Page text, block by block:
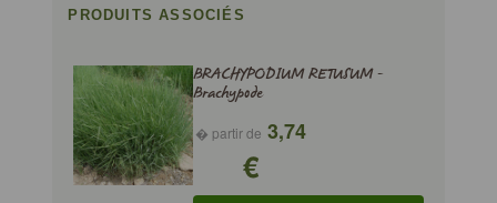
PRODUITS ASSOCIÉS
BRACHYPODIUM RETUSUM -
Brachypode
� partir de 3,74
€